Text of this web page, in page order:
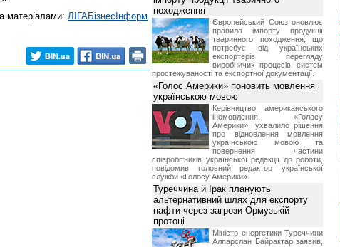
матеріалами: ЛIГАБiзнесIнформ
походження
Європейський Союз оновлює
правила імпорту продукції
тваринного походження, що
потребує від українських
експортерів перегляду
виробничих процесів, систем
простежуваності та експортної документації.
«Голос Америки» поновить мовлення
українською мовою
Керівництво американського
іномовлення, «Голосу
Америки», ухвалило рішення
про відновлення мовлення
українською мовою та
повернення частини
співробітників української редакції до роботи,
повідомив головний редактор української
служби «Голосу Америки»
Туреччина й Ірак планують
альтернативний шлях для експорту
нафти через загрози Ормузькій
протоці
Міністр енергетики Туреччини
Алпарслан Байрактар заявив,